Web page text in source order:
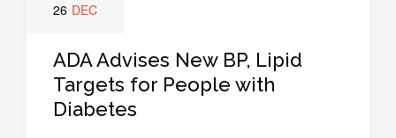
26 DEC
ADA Advises New BP, Lipid
Targets for People with
Diabetes